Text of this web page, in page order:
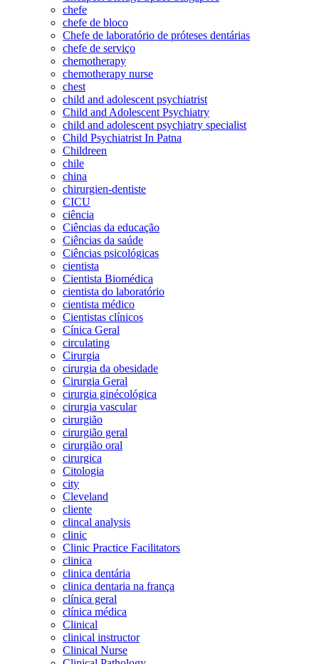
chefe
chefe de bloco
Chefe de laboratório de próteses dentárias
chefe de serviço
chemotherapy
chemotherapy nurse
chest
child and adolescent psychiatrist
Child and Adolescent Psychiatry
child and adolescent psychiatry specialist
Child Psychiatrist In Patna
Childreen
chile
china
chirurgien-dentiste
CICU
ciência
Ciências da educação
Ciências da saúde
Ciências psicológicas
cientista
Cientista Biomédica
cientista do laboratório
cientista médico
Cientistas clínicos
Cínica Geral
circulating
Cirurgia
cirurgia da obesidade
Cirurgia Geral
cirurgia ginécológica
cirurgia vascular
cirurgião
cirurgião geral
cirurgião oral
cirurgica
Citologia
city
Cleveland
cliente
clincal analysis
clinic
Clinic Practice Facilitators
clinica
clinica dentária
clinica dentaria na frança
clínica geral
clínica médica
Clinical
clinical instructor
Clinical Nurse